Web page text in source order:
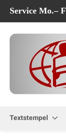
Service Mo.–
Textstempel